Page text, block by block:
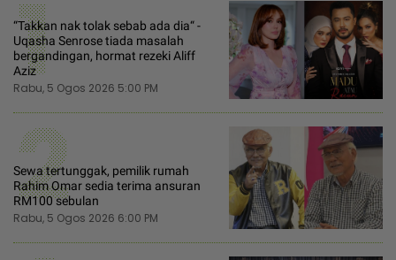
1
“Takkan nak tolak sebab ada dia“ -
Uqasha Senrose tiada masalah
bergandingan, hormat rezeki Aliff
Aziz
Rabu, 5 Ogos 2026 5:00 PM
2
Sewa tertunggak, pemilik rumah
Rahim Omar sedia terima ansuran
RM100 sebulan
Rabu, 5 Ogos 2026 6:00 PM